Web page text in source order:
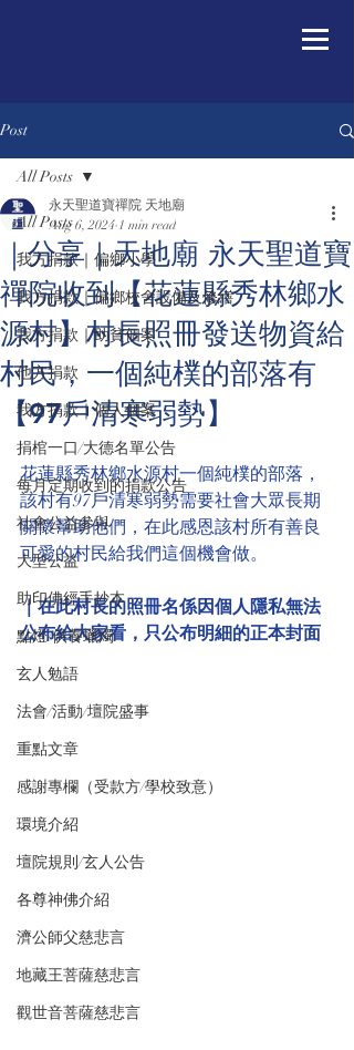
Post
All Posts
我方捐款｜偏鄉小學
我方捐款｜偏鄉校舍設備及修繕
我方捐款｜助貧個案
他方捐款
我方捐款｜個人個案
捐棺一口/大德名單公告
每月定期收到的捐款公告
社會公益參與
大型公益
助印佛經手抄本
點燈/供養蠟燭
玄人勉語
法會/活動/壇院盛事
重點文章
感謝專欄（受款方/學校致意）
環境介紹
壇院規則/玄人公告
各尊神佛介紹
濟公師父慈悲言
地藏王菩薩慈悲言
觀世音菩薩慈悲言
All Posts
｜分享｜天地廟 永天聖道寶
禪院收到【花蓮縣秀林鄉水
源村】村長照冊發送物資給
村民，一個純樸的部落有
【97戶清寒弱勢】
永天聖道寶禪院 天地廟
Aug 6, 2024 1 min read
花蓮縣秀林鄉水源村一個純樸的部落，
該村有97戶清寒弱勢需要社會大眾長期
關懷幫助他們，在此感恩該村所有善良
可愛的村民給我們這個機會做。
｜在此村長的照冊名係因個人隱私無法
公布給大家看，只公布明細的正本封面